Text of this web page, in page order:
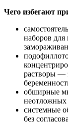
Чего избегают
наборов
растворы —
обширные
неотложных
системные
без